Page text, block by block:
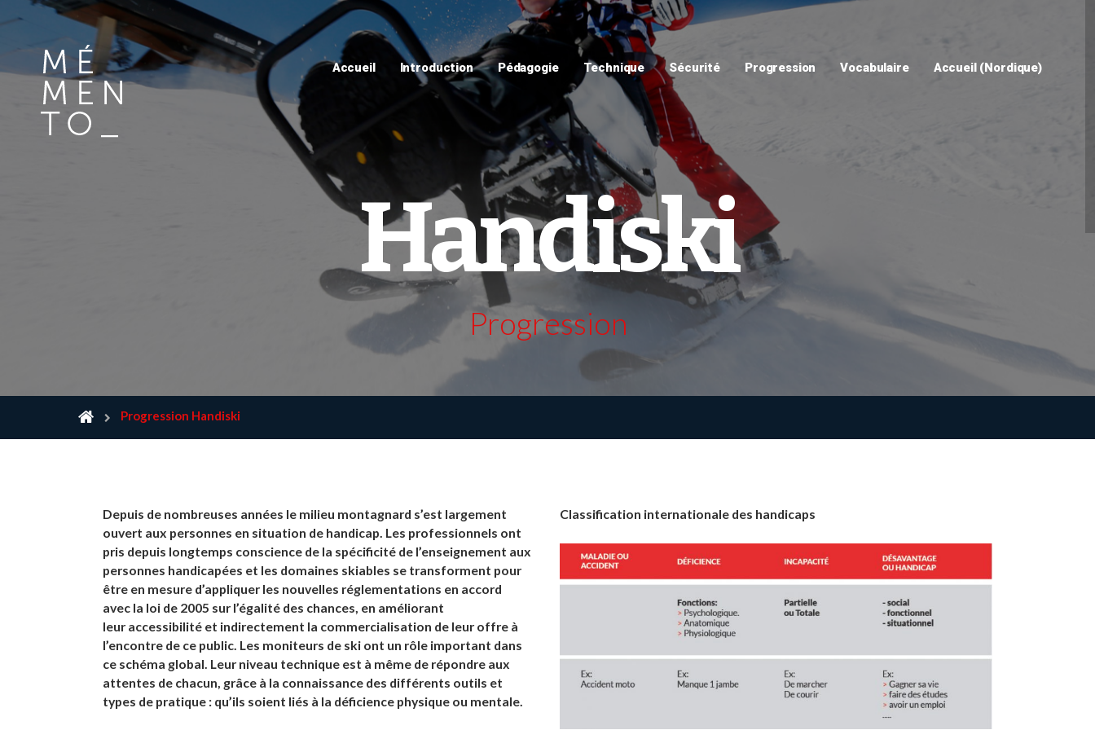
Handiski
Progression
Accueil Introduction Pédagogie Technique Sécurité Progression Vocabulaire Accueil (Nordique)
Progression Handiski
Depuis de nombreuses années le milieu montagnard s’est largement
ouvert aux personnes en situation de handicap. Les professionnels ont
pris depuis longtemps conscience de la spécificité de l’enseignement aux
personnes handicapées et les domaines skiables se transforment pour
être en mesure d’appliquer les nouvelles réglementations en accord
avec la loi de 2005 sur l’égalité des chances, en améliorant
leur accessibilité et indirectement la commercialisation de leur offre à
l’encontre de ce public. Les moniteurs de ski ont un rôle important dans
ce schéma global. Leur niveau technique est à même de répondre aux
attentes de chacun, grâce à la connaissance des différents outils et
types de pratique : qu’ils soient liés à la déficience physique ou mentale.
Classification internationale des handicaps